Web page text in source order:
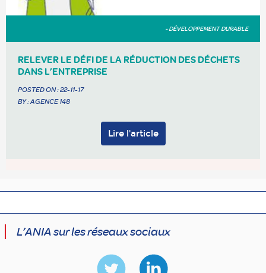
- DÉVELOPPEMENT DURABLE
RELEVER LE DÉFI DE LA RÉDUCTION DES DÉCHETS
DANS L’ENTREPRISE
POSTED ON :22-11-17
BY : AGENCE 148
Lire l'article
L’ANIA sur les réseaux sociaux